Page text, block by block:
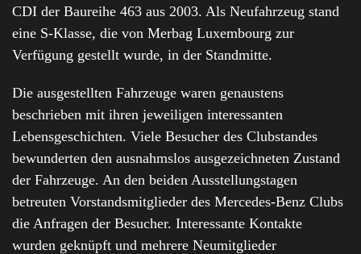
CDI der Baureihe 463 aus 2003. Als Neufahrzeug stand
eine S-Klasse, die von Merbag Luxembourg zur
Verfügung gestellt wurde, in der Standmitte.
Die ausgestellten Fahrzeuge waren genaustens
beschrieben mit ihren jeweiligen interessanten
Lebensgeschichten. Viele Besucher des Clubstandes
bewunderten den ausnahmslos ausgezeichneten Zustand
der Fahrzeuge. An den beiden Ausstellungstagen
betreuten Vorstandsmitglieder des Mercedes-Benz Clubs
die Anfragen der Besucher. Interessante Kontakte
wurden geknüpft und mehrere Neumitglieder